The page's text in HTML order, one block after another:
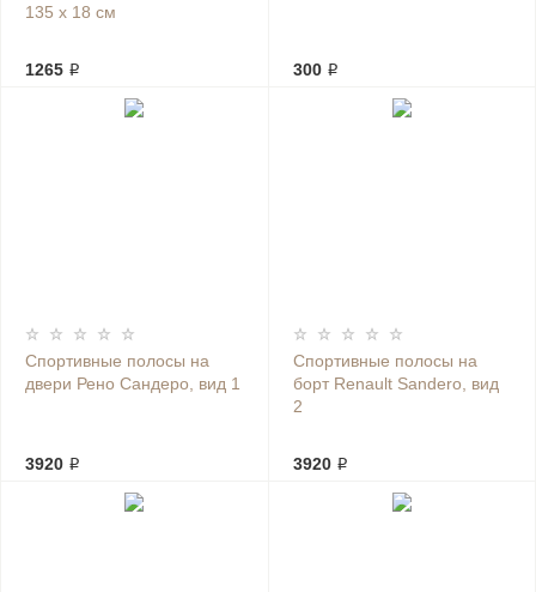
135 х 18 см
1265 ₽ 300 ₽
Спортивные полосы на
двери Рено Сандеро, вид 1
3920 ₽
Спортивные полосы на
борт Renault Sandero, вид
2
3920 ₽